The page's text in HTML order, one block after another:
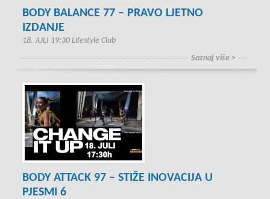
BODY BALANCE 77 – PRAVO LJETNO
IZDANJE
18. JULI 19:30 Lifestyle Club
Saznaj više >
BODY ATTACK 97 – STIŽE INOVACIJA U
PJESMI 6